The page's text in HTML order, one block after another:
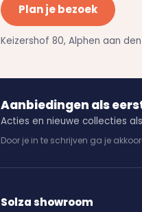
Plan je bezoek
Keizershof 80, Alphen aan
Aanbiedingen als
Acties en nieuwe collecties
Door je in te schrijven ga je
Solza showroom